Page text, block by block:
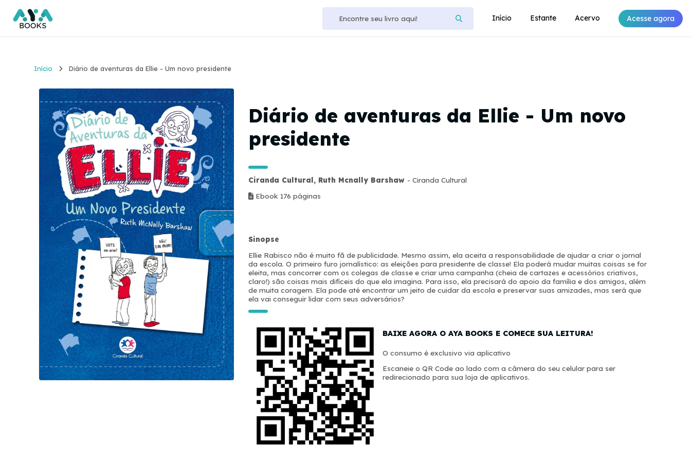
Início Estante Acervo Acesse agora
Início Diário de aventuras da Ellie - Um novo presidente
Diário de aventuras da Ellie - Um novo
presidente
Ciranda Cultural, Ruth Mcnally Barshaw - Ciranda Cultural
Ebook 176 páginas
Sinopse
Ellie Rabisco não é muito fã de publicidade. Mesmo assim, ela aceita a responsabilidade de ajudar a criar o jornal
da escola. O primeiro furo jornalístico: as eleições para presidente de classe! Ela poderá mudar muitas coisas se for
eleita, mas concorrer com os colegas de classe e criar uma campanha (cheia de cartazes e acessórios criativos,
claro!) são coisas mais difíceis do que ela imagina. Para isso, ela precisará do apoio da família e dos amigos, além
de muita coragem. Ela pode até encontrar um jeito de cuidar da escola e preservar suas amizades, mas será que
ela vai conseguir lidar com seus adversários?
BAIXE AGORA O AYA BOOKS E COMECE SUA LEITURA!
O consumo é exclusivo via aplicativo
Escaneie o QR Code ao lado com a câmera do seu celular para ser
redirecionado para sua loja de aplicativos.